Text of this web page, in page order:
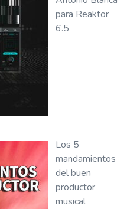
para Reaktor
6.5
Los 5
mandamientos
del buen
productor
musical